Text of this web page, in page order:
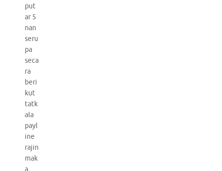
put
ar 5
nan
seru
pa
seca
ra
beri
kut
tatk
ala
payl
ine
rajin
mak
a